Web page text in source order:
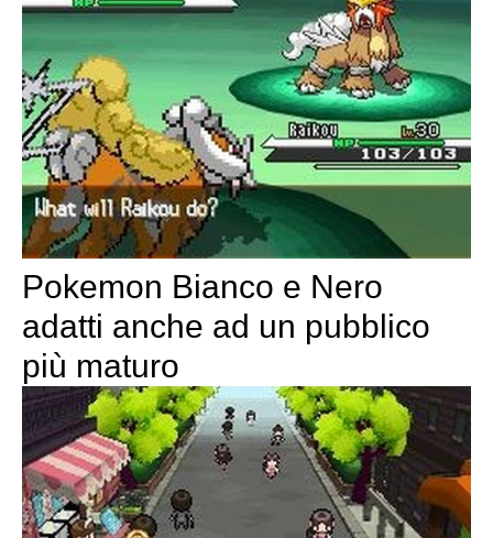
Pokemon Bianco e Nero
adatti anche ad un pubblico
più maturo